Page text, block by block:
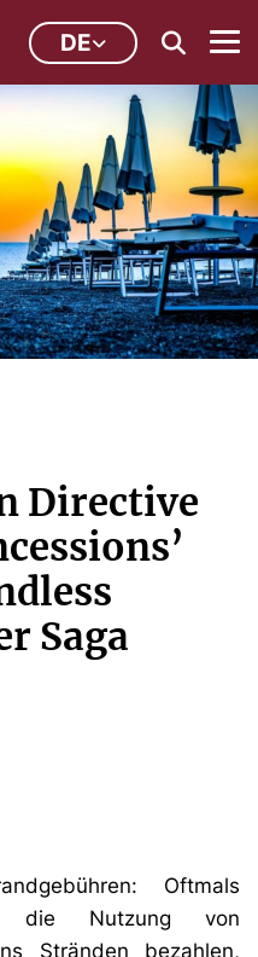
DE
Directive
Saga
Oftmals
die Nutzung von
Stränden bezahlen,